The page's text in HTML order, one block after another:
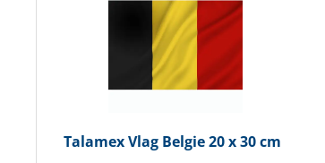
TalamexVlag Belgie 20 x 30 cm